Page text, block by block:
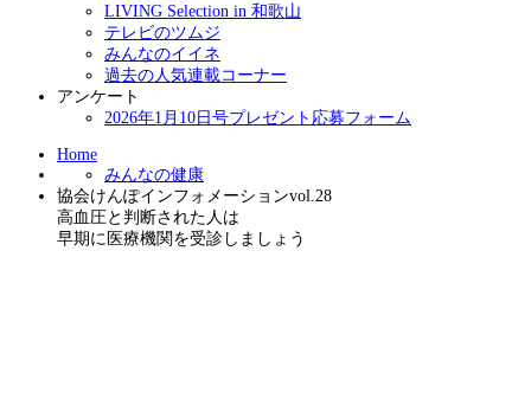
LIVING Selection in 和歌山
テレビのツムジ
みんなのイイネ
過去の人気連載コーナー
アンケート
2026年1月10日号プレゼント応募フォーム
Home
みんなの健康
協会けんぽインフォメーションvol.28
高血圧と判断された人は
早期に医療機関を受診しましょう